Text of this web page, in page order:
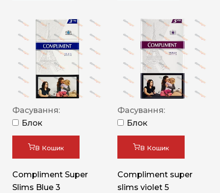
Фасування:
Блок
В Кошик
Compliment Super
Slims Blue 3
Фасування:
Блок
В Кошик
Compliment super
slims violet 5